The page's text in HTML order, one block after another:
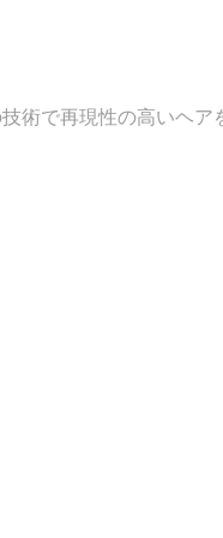
術で再現性の高いヘア